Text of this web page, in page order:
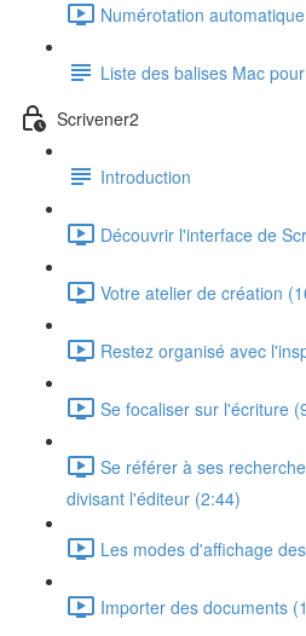
Numérotation
Liste des balises Mac
Scrivener2
Introduction
Découvrir l'interface de
Votre atelier de création
Restez organisé avec
Se focaliser sur l'écriture
Se référer à ses
divisant l'éditeur (2:44)
Les modes d'affichage
Importer des documents